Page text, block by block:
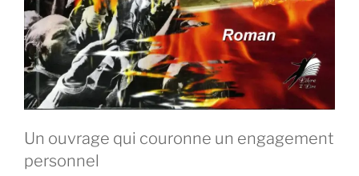
Un ouvrage qui couronne un engagement
personnel